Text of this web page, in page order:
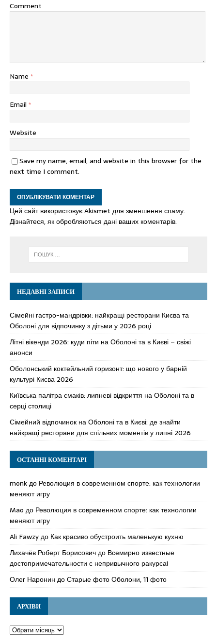
Comment
Name *
Email *
Website
Save my name, email, and website in this browser for the
next time I comment.
Цей сайт використовує Akismet для зменшення спаму.
Дізнайтеся, як обробляються дані ваших коментарів.
НЕДАВНІ ЗАПИСИ
Сімейні гастро-мандрівки: найкращі ресторани Києва та
Оболоні для відпочинку з дітьми у 2026 році
Літні вікенди 2026: куди піти на Оболоні та в Києві – свіжі
анонси
Оболонський коктейльний горизонт: що нового у барній
культурі Києва 2026
Київська палітра смаків: липневі відкриття на Оболоні та в
серці столиці
Сімейний відпочинок на Оболоні та в Києві: де знайти
найкращі ресторани для спільних моментів у липні 2026
ОСТАННІ КОМЕНТАРІ
monkдо Революция в современном спорте: как технологии
меняют игру
Mao до Революция в современном спорте: как технологии
меняют игру
Ali Fawzyдо Как красиво обустроить маленькую кухню
Лихачёв Роберт Борисовичдо Всемирно известные
достопримечательности с непривычного ракурса!
Олег Наронин доСтарые фото Оболони, 11 фото
АРХІВИ